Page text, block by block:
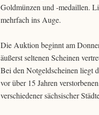
Goldmünzen und -medaillen.
mehrfach ins Auge.
Die Auktion beginnt am
äußerst seltenen Scheinen
Bei den Notgeldscheinen liegt
vor über 15 Jahren
verschiedener sächsischer